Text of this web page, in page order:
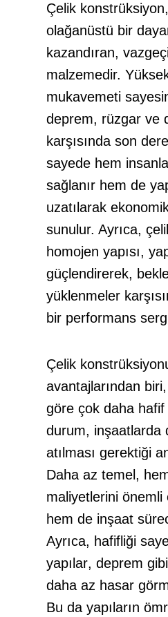
Çelik konstrüksiyon,
olağanüstü bir
kazandıran,
malzemedir.
mukavemeti
deprem, rüzgar ve
karşısında son
sayede hem
sağlanır hem de
uzatılarak
sunulur. Ayrıca,
homojen yapısı,
güçlendirerek,
yüklenmeler
bir performans
Çelik
avantajlarından biri,
göre çok daha hafif
durum, inşaatlarda
atılması gerektiği
Daha az temel,
maliyetlerini önemli
hem de inşaat
Ayrıca, hafifliği
yapılar, deprem
daha az hasar
Bu da yapıların